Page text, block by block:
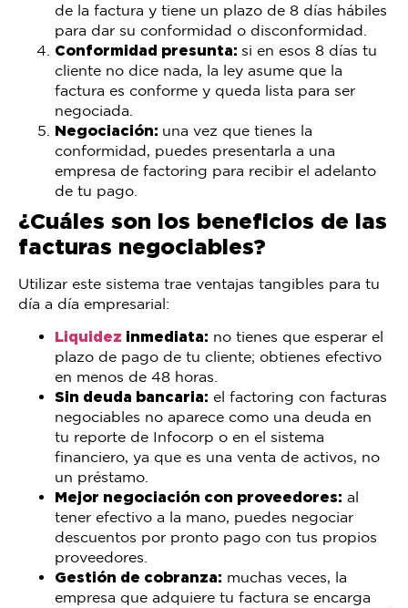
de la factura y tiene un plazo de 8 días hábiles
para dar su conformidad o disconformidad.
Conformidad presunta: si en esos 8 días tu
cliente no dice nada, la ley asume que la
factura es conforme y queda lista para ser
negociada.
Negociación: una vez que tienes la
conformidad, puedes presentarla a una
empresa de factoring para recibir el adelanto
de tu pago.
¿Cuáles son los beneficios de las
facturas negociables?
Utilizar este sistema trae ventajas tangibles para tu
día a día empresarial:
Liquidez inmediata: no tienes que esperar el
plazo de pago de tu cliente; obtienes efectivo
en menos de 48 horas.
Sin deuda bancaria: el factoring con facturas
negociables no aparece como una deuda en
tu reporte de Infocorp o en el sistema
financiero, ya que es una venta de activos, no
un préstamo.
Mejor negociación con proveedores: al
tener efectivo a la mano, puedes negociar
descuentos por pronto pago con tus propios
proveedores.
Gestión de cobranza: muchas veces, la
empresa que adquiere tu factura se encarga